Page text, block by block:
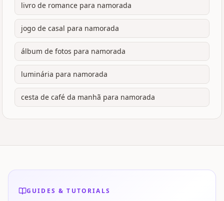
livro de romance para namorada
jogo de casal para namorada
álbum de fotos para namorada
luminária para namorada
cesta de café da manhã para namorada
GUIDES & TUTORIALS